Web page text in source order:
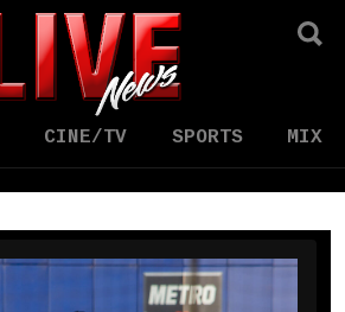
CINE/TV SPORTS MIX